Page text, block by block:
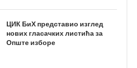
ЦИК БиХ представио изглед
нових гласачких листића за
Опште изборе